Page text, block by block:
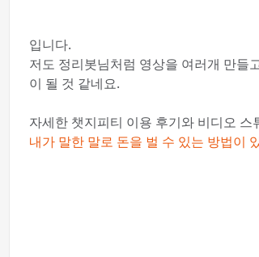
입니다.
저도 정리봇님처럼 영상을 여러개 만들
이 될 것 같네요.
자세한 챗지피티 이용 후기와 비디오
내가 말한 말로 돈을 벌 수 있는 방법이